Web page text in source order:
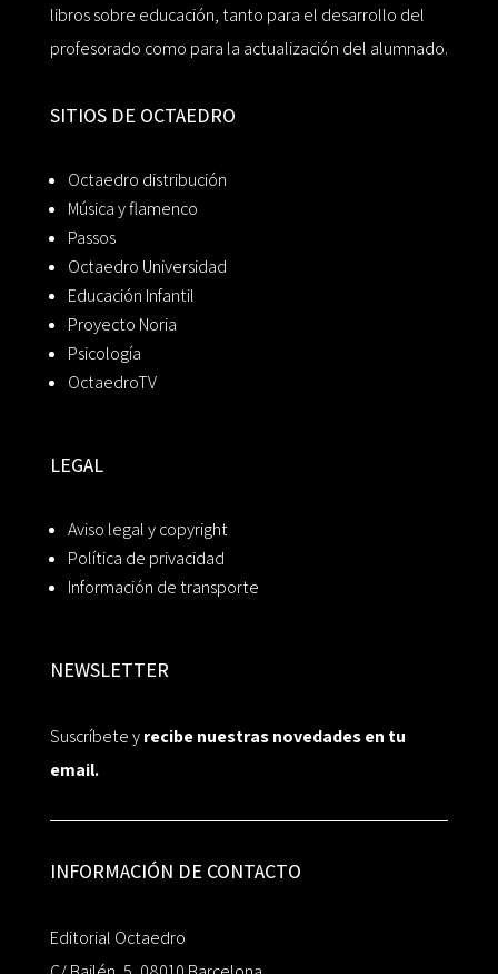
libros sobre educación, tanto para el desarrollo del
profesorado como para la actualización del alumnado.
SITIOS DE OCTAEDRO
Octaedro distribución
Música y flamenco
Passos
Octaedro Universidad
Educación Infantil
Proyecto Noria
Psicología
OctaedroTV
LEGAL
Aviso legal y copyright
Política de privacidad
Información de transporte
NEWSLETTER
Suscríbete yrecibe nuestras novedades en tu
email.
INFORMACIÓN DE CONTACTO
Editorial Octaedro